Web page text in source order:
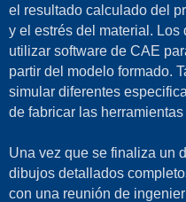
el resultado calculado del
y el estrés del material.
utilizar software de CAE
partir del modelo formado.
simular diferentes
de fabricar las
Una vez que se finaliza un
dibujos detallados
con una reunión de